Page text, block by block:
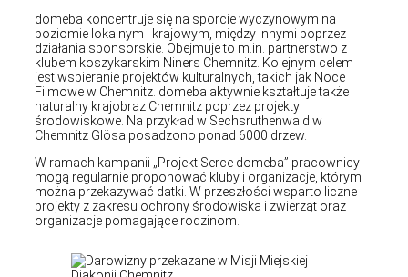
domeba koncentruje się na sporcie wyczynowym na
poziomie lokalnym i krajowym, między innymi poprzez
działania sponsorskie. Obejmuje to m.in. partnerstwo z
klubem koszykarskim Niners Chemnitz. Kolejnym celem
jest wspieranie projektów kulturalnych, takich jak Noce
Filmowe w Chemnitz. domeba aktywnie kształtuje także
naturalny krajobraz Chemnitz poprzez projekty
środowiskowe. Na przykład w Sechsruthenwald w
Chemnitz Glösa posadzono ponad 6000 drzew.
W ramach kampanii „Projekt Serce domeba” pracownicy
mogą regularnie proponować kluby i organizacje, którym
można przekazywać datki. W przeszłości wsparto liczne
projekty z zakresu ochrony środowiska i zwierząt oraz
organizacje pomagające rodzinom.